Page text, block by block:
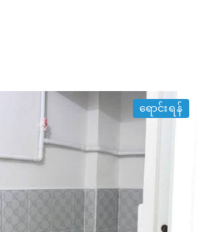
ရောင်းရန်